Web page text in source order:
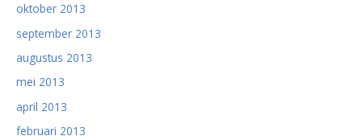
oktober 2013
september 2013
augustus 2013
mei 2013
april 2013
februari 2013